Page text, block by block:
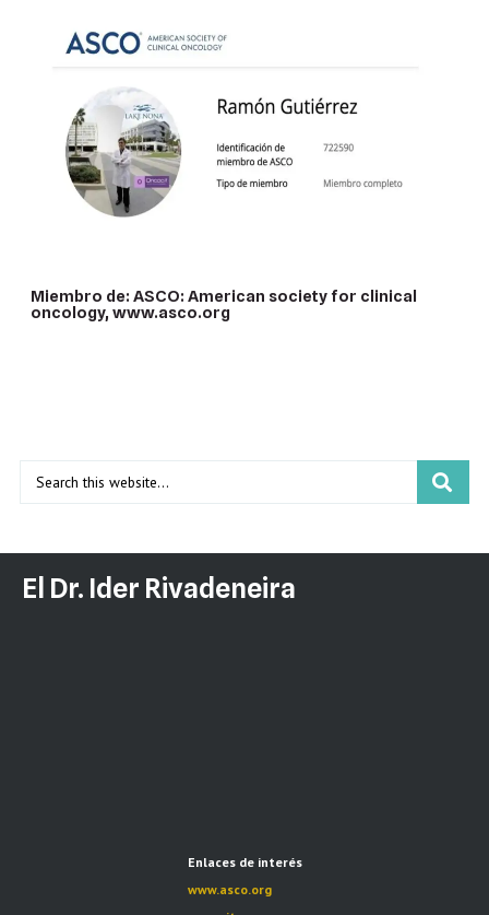
Miembro de: ASCO: American society for clinical
oncology, www.asco.org
El Dr. Ider Rivadeneira
Enlaces de interés
www.asco.org